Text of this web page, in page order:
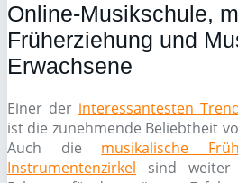
Online-Musikschule,
Früherziehung und
Erwachsene
Einer der interessantesten
ist die zunehmende Beliebtheit
Auch die musikalische
Instrumentenzirkel sind weiter